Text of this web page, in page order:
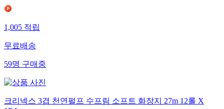
1,005적립
무료배송
59명구매중
크리넥스 3겹 천연펄프 수프림 소프트 화장지 27m 12롤 X